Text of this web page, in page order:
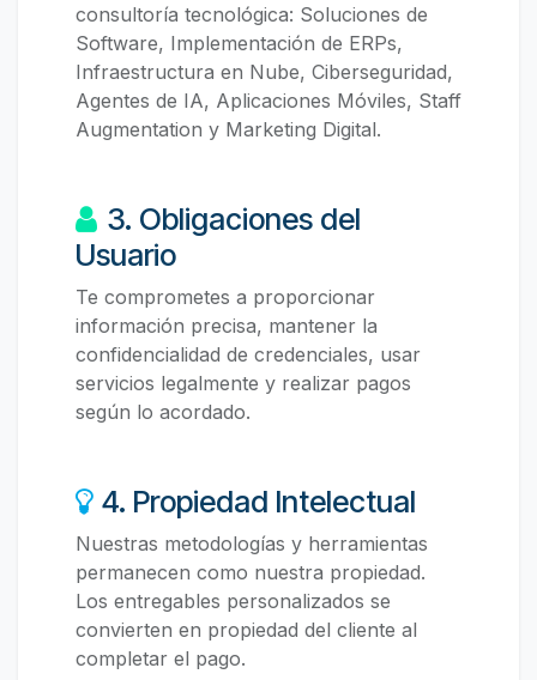
consultoría tecnológica: Soluciones de
Software, Implementación de ERPs,
Infraestructura en Nube, Ciberseguridad,
Agentes de IA, Aplicaciones Móviles, Staff
Augmentation y Marketing Digital.
3. Obligaciones del
Usuario
Te comprometes a proporcionar
información precisa, mantener la
confidencialidad de credenciales, usar
servicios legalmente y realizar pagos
según lo acordado.
4. Propiedad Intelectual
Nuestras metodologías y herramientas
permanecen como nuestra propiedad.
Los entregables personalizados se
convierten en propiedad del cliente al
completar el pago.